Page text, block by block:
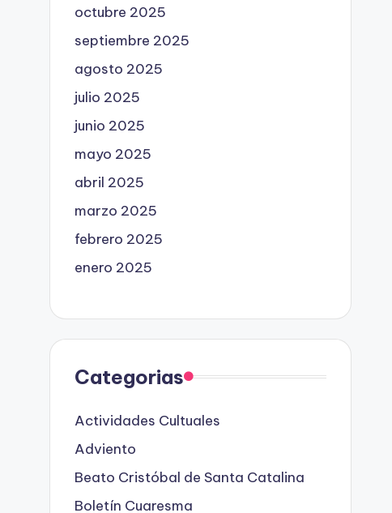
octubre 2025
septiembre 2025
agosto 2025
julio 2025
junio 2025
mayo 2025
abril 2025
marzo 2025
febrero 2025
enero 2025
Categorias
Actividades Cultuales
Adviento
Beato Cristóbal de Santa Catalina
Boletín Cuaresma